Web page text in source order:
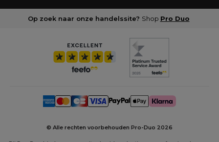
Op zoek naar onze handelssite? Shop Pro Duo
© Alle rechten voorbehouden Pro-Duo 2026